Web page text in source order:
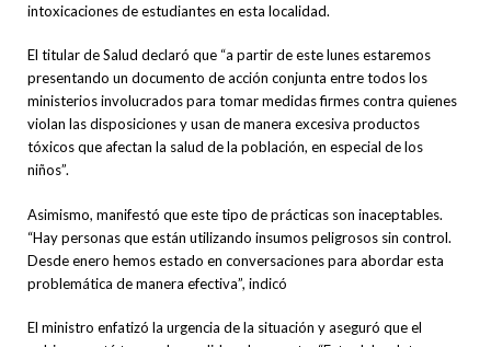
intoxicaciones de estudiantes en esta localidad.
El titular de Salud declaró que “a partir de este lunes estaremos
presentando un documento de acción conjunta entre todos los
ministerios involucrados para tomar medidas firmes contra quienes
violan las disposiciones y usan de manera excesiva productos
tóxicos que afectan la salud de la población, en especial de los
niños”.
Asimismo, manifestó que este tipo de prácticas son inaceptables.
“Hay personas que están utilizando insumos peligrosos sin control.
Desde enero hemos estado en conversaciones para abordar esta
problemática de manera efectiva”, indicó
El ministro enfatizó la urgencia de la situación y aseguró que el